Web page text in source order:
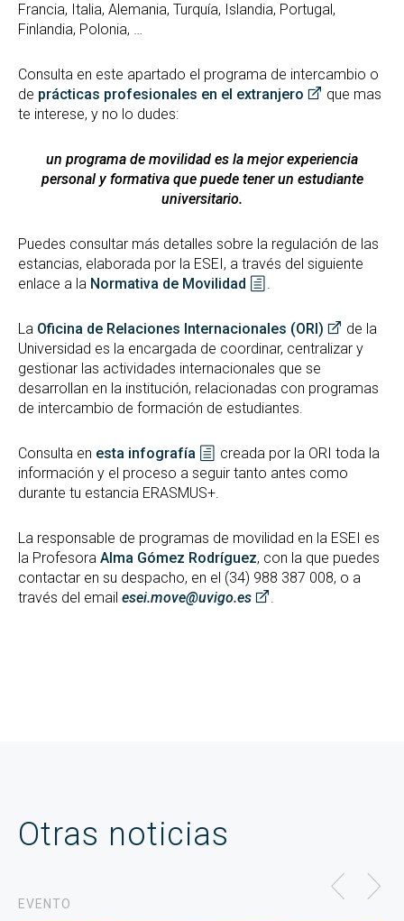
Francia, Italia, Alemania, Turquía, Islandia, Portugal,
Finlandia, Polonia, …
Consulta en este apartado el programa de intercambio o
de prácticas profesionales en el extranjero
que mas
te interese, y no lo dudes:
un programa de movilidad es la mejor experiencia
personal y formativa que puede tener un estudiante
universitario.
Puedes consultar más detalles sobre la regulación de las
estancias, elaborada por la ESEI, a través del siguiente
enlace a la Normativa de Movilidad .
La Oficina de Relaciones Internacionales (ORI)
de la
Universidad es la encargada de coordinar, centralizar y
gestionar las actividades internacionales que se
desarrollan en la institución, relacionadas con programas
de intercambio de formación de estudiantes.
Consulta en esta infografía
creada por la ORI toda la
información y el proceso a seguir tanto antes como
durante tu estancia ERASMUS+.
La responsable de programas de movilidad en la ESEI es
la Profesora Alma Gómez Rodríguez, con la que puedes
contactar en su despacho, en el (34) 988 387 008, o a
través del email esei.move@uvigo.es .
Otras noticias
EVENTO